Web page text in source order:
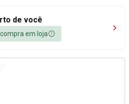
de você
em loja